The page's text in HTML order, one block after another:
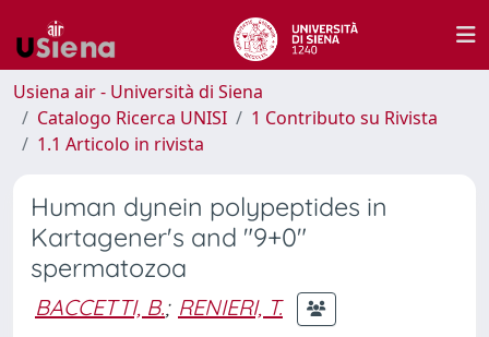
Usiena air - Università di Siena
Catalogo Ricerca UNISI
1 Contributo su Rivista
1.1 Articolo in rivista
Human dynein polypeptides in
Kartagener's and "9+0"
spermatozoa
BACCETTI, B.; RENIERI, T.